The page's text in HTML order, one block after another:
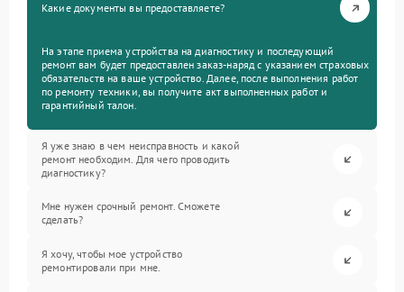
Какие документы вы предоставляете?
На этапе приема устройства на диагностику и последующий
ремонт вам будет предоставлен заказ-наряд с указанием страховых
обязательств на ваше устройство. Далее, после выполнения работ
по ремонту техники, вы получите акт выполненных работ и
гарантийный талон.
Я уже знаю в чем неисправность и какой
ремонт необходим. Для чего проводить
диагностику?
Мне нужен срочный ремонт. Сможете
сделать?
Я хочу, чтобы мое устройство
ремонтировали при мне.